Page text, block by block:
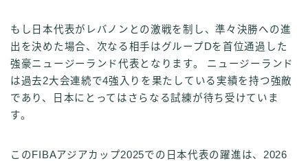
もし日本代表がレバノンとの激戦を制し、準々決勝への進
出を決めた場合、次なる相手はグループDを首位通過した
強豪ニュージーランド代表となります。 ニュージーランド
は過去2大会連続で4強入りを果たしている実績を持つ強敵
であり、日本にとってはさらなる試練が待ち受けていま
す。
このFIBAアジアカップ2025での日本代表の躍進は、2026